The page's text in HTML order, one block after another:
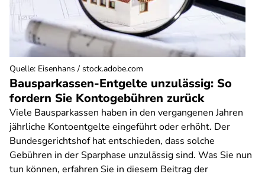
Bausparkassen-Entgelte unzulässig: So
fordern Sie Kontogebühren zurück
Viele Bausparkassen haben in den vergangenen Jahren
jährliche Kontoentgelte eingeführt oder erhöht. Der
Bundesgerichtshof hat entschieden, dass solche
Gebühren in der Sparphase unzulässig sind. Was Sie nun
tun können, erfahren Sie in diesem Beitrag der
Quelle: Eisenhans / stock.adobe.com